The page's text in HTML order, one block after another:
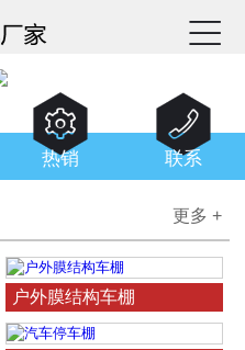


热销 
联系
更多 +
户外膜结构车棚